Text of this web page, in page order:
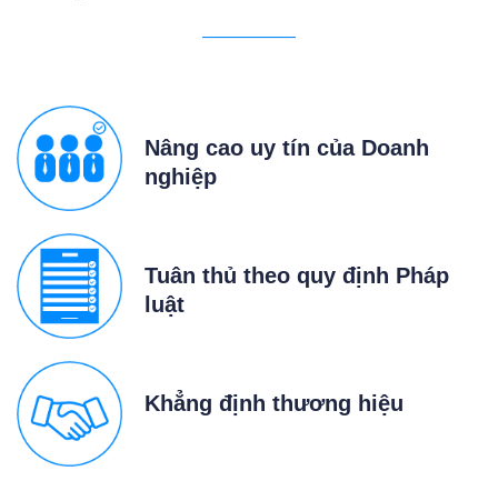
Nâng cao uy tín của Doanh
nghiệp
Tuân thủ theo quy định Pháp
luật
Khẳng định thương hiệu